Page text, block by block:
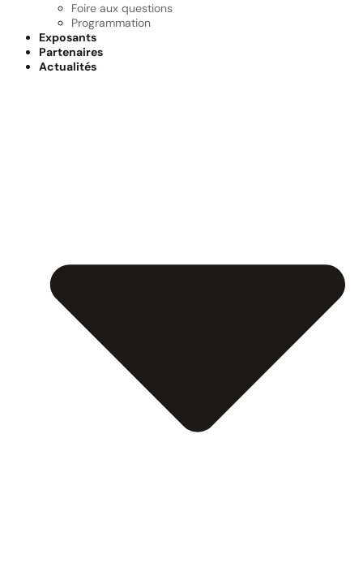
Foire aux questions
Programmation
Exposants
Partenaires
Actualités